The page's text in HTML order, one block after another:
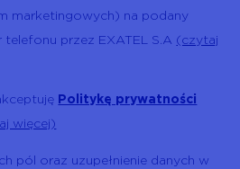
marketingowych) na podany
telefonu przez EXATEL S.A (czytaj
Politykę prywatności
więcej)
pól oraz uzupełnienie danych w